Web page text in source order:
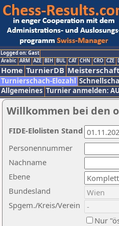
Logged on: Gast
Arabic ARM AZE BIH BUL CAT CHN CRO CZE
Home TurnierDB Meisterschaft
Turnierschach-Elozahl
Allgemeines Turnier anmelden:
Willkommen bei den
Nachname
Ebene
Personennummer
Bundesland
Spgem./Kreis/Verein
Nur
FIDE-Elolisten Stand